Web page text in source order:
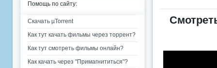
Помощь по сайту:
Скачать µTorrent
Как тут качать фильмы через торрент?
Как тут смотреть фильмы онлайн?
Как качать через "Примагнититься"?